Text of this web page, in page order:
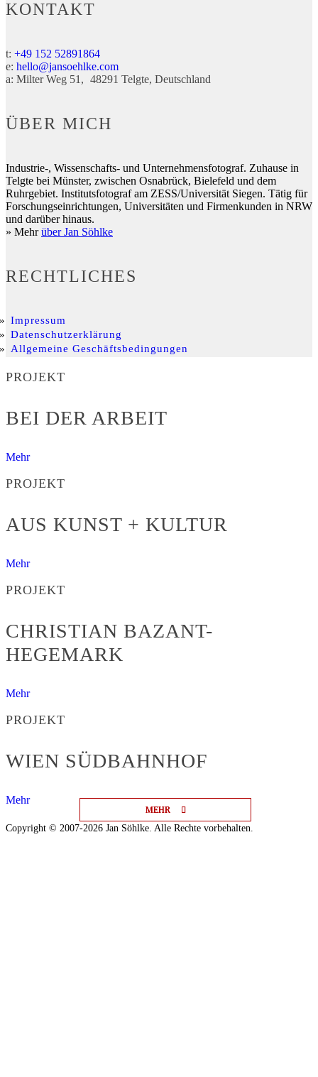
MEHR
MEHR
MEHR
KONTAKT
t: +49 152 52891864
e: hello@jansoehlke.com
a: Milter Weg 51 48291 Telgte Deutschland
ÜBER MICH
Industrie-, Wissenschafts- und Unternehmensfotograf. Zuhause in
Telgte bei Münster, zwischen Osnabrück, Bielefeld und dem
Ruhrgebiet. Institutsfotograf am ZESS/Universität Siegen. Tätig für
Forschungseinrichtungen, Universitäten und Firmenkunden in NRW
und darüber hinaus.
» Mehrüber Jan Söhlke
RECHTLICHES
Impressum
Datenschutzerklärung
Allgemeine Geschäftsbedingungen
PROJEKT
BEI DER ARBEIT
Mehr
PROJEKT
AUS KUNST + KULTUR
Mehr
PROJEKT
CHRISTIAN BAZANT-
HEGEMARK
Mehr
PROJEKT
WIEN SÜDBAHNHOF
Mehr
Copyright © 2007-2026 Jan Söhlke. Alle Rechte vorbehalten.